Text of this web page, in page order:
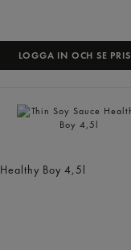
LOGGA IN OCH SE PRIS
Healthy Boy 4,5l